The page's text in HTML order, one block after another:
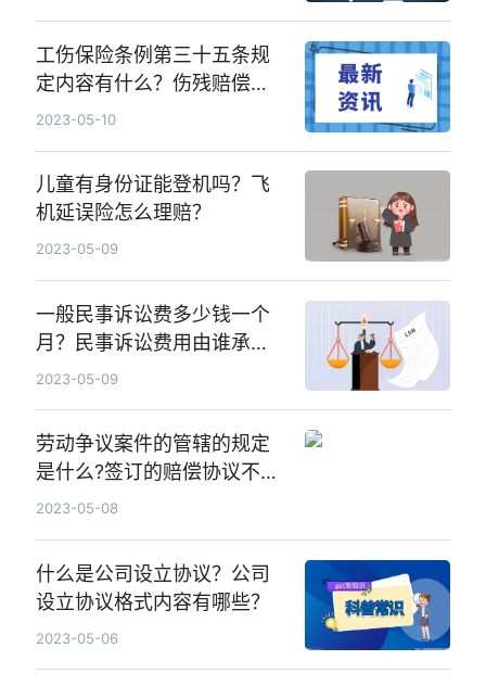
工伤保险条例第三十五条规
定内容有什么？伤残赔偿标
准的规定有什么内容？
2023-05-10
儿童有身份证能登机吗？飞
机延误险怎么理赔？
2023-05-09
一般民事诉讼费多少钱一个
月？民事诉讼费用由谁承
担？
2023-05-09
劳动争议案件的管辖的规定
是什么?签订的赔偿协议不履
行怎么办?
2023-05-08
什么是公司设立协议？公司
设立协议格式内容有哪些？
2023-05-06